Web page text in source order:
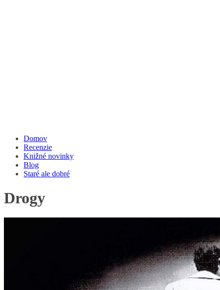
Domov
Recenzie
Knižné novinky
Blog
Staré ale dobré
Drogy